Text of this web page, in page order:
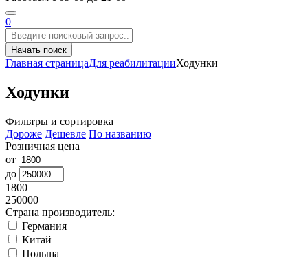
0
Начать поиск
Главная страницаДля реабилитацииХодунки
Ходунки
Фильтры и сортировка
Дороже Дешевле По названию
Розничная цена
от
до
1800
250000
Страна производитель:
Германия
Китай
Польша